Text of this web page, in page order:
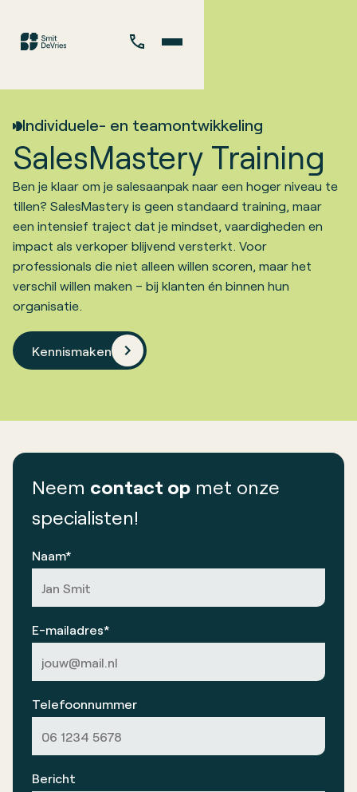
Individuele- en teamontwikkeling
SalesMastery Training
Ben je klaar om je salesaanpak naar een hoger niveau te
tillen? SalesMastery is geen standaard training, maar
een intensief traject dat je mindset, vaardigheden en
impact als verkoper blijvend versterkt. Voor
professionals die niet alleen willen scoren, maar het
verschil willen maken – bij klanten én binnen hun
organisatie.
Kennismaken
Neem contact op met onze
specialisten!
Naam*
E-mailadres*
Telefoonnummer
Bericht